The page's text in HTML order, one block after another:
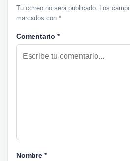
Tu correo no será publicado. Los
marcados con *.
Comentario *
Nombre *